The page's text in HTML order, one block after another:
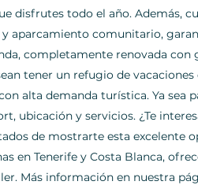
disfrutes todo el año. Además,
aparcamiento comunitario,
completamente renovada
tener un refugio de
alta demanda turística. Ya sea
ubicación y servicios. ¿Te
de mostrarte esta excelente
en Tenerife y Costa Blanca,
Más información en nuestra